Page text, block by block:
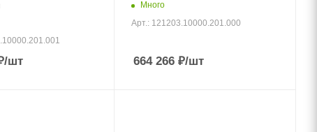
/шт
Много
Арт.: 121203.10000.201.000
664 266 ₽/шт